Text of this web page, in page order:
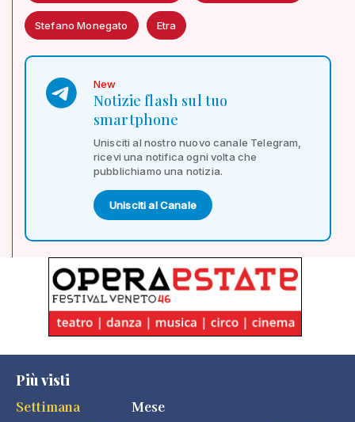
Stefano Monegato Etra
New
Notizie flash sul tuo
smartphone
Unisciti al nostro nuovo canale Telegram,
ricevi una notifica ogni volta che
pubblichiamo una notizia.
Unisciti al Canale
Più visti
Settimana
Mese